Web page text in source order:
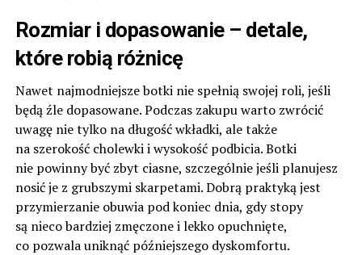
Rozmiar i dopasowanie – detale,
które robią różnicę
Nawet najmodniejsze botki nie spełnią swojej roli, jeśli
będą źle dopasowane. Podczas zakupu warto zwrócić
uwagę nie tylko na długość wkładki, ale także
na szerokość cholewki i wysokość podbicia. Botki
nie powinny być zbyt ciasne, szczególnie jeśli planujesz
nosić je z grubszymi skarpetami. Dobrą praktyką jest
przymierzanie obuwia pod koniec dnia, gdy stopy
są nieco bardziej zmęczone i lekko opuchnięte,
co pozwala uniknąć późniejszego dyskomfortu.